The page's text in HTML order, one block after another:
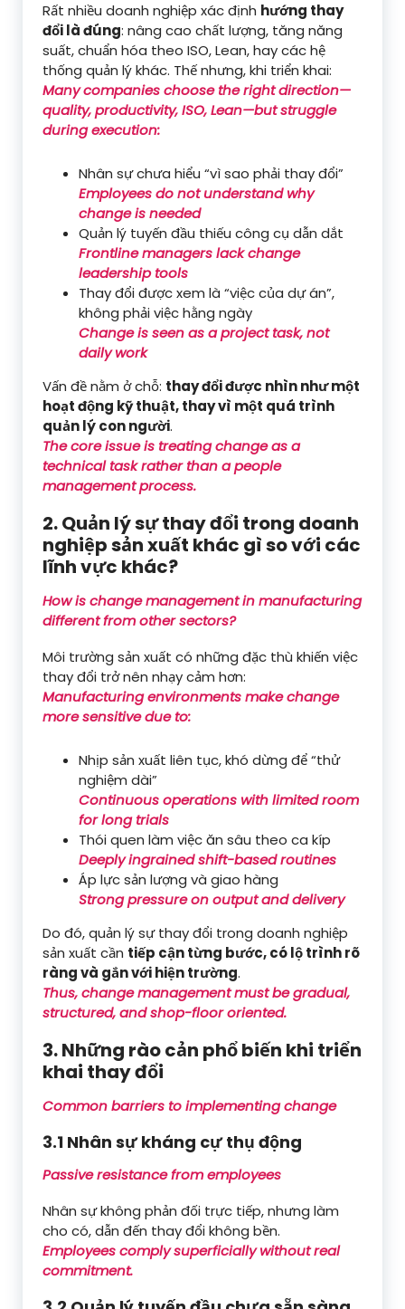
Rất nhiều doanh nghiệp xác định hướng thay
đổi là đúng: nâng cao chất lượng, tăng năng
suất, chuẩn hóa theo ISO, Lean, hay các hệ
thống quản lý khác. Thế nhưng, khi triển khai:
Many companies choose the right direction—
quality, productivity, ISO, Lean—but struggle
during execution:
Nhân sự chưa hiểu “vì sao phải thay đổi”
Employees do not understand why
change is needed
Quản lý tuyến đầu thiếu công cụ dẫn dắt
Frontline managers lack change
leadership tools
Thay đổi được xem là “việc của dự án”,
không phải việc hằng ngày
Change is seen as a project task, not
daily work
Vấn đề nằm ở chỗ: thay đổi được nhìn như một
hoạt động kỹ thuật, thay vì một quá trình
quản lý con người.
The core issue is treating change as a
technical task rather than a people
management process.
2. Quản lý sự thay đổi trong doanh
nghiệp sản xuất khác gì so với các
lĩnh vực khác?
How is change management in manufacturing
different from other sectors?
Môi trường sản xuất có những đặc thù khiến việc
thay đổi trở nên nhạy cảm hơn:
Manufacturing environments make change
more sensitive due to:
Nhịp sản xuất liên tục, khó dừng để “thử
nghiệm dài”
Continuous operations with limited room
for long trials
Thói quen làm việc ăn sâu theo ca kíp
Deeply ingrained shift-based routines
Áp lực sản lượng và giao hàng
Strong pressure on output and delivery
Do đó, quản lý sự thay đổi trong doanh nghiệp
sản xuất cần tiếp cận từng bước, có lộ trình rõ
ràng và gắn với hiện trường.
Thus, change management must be gradual,
structured, and shop-floor oriented.
3. Những rào cản phổ biến khi triển
khai thay đổi
Common barriers to implementing change
3.1 Nhân sự kháng cự thụ động
Passive resistance from employees
Nhân sự không phản đối trực tiếp, nhưng làm
cho có, dẫn đến thay đổi không bền.
Employees comply superficially without real
commitment.